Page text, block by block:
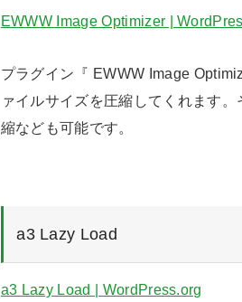
EWWW Image Optimizer |
プラグイン『 EWWW Image
ァイルサイズを圧縮してくれます
縮なども可能です。
a3 Lazy Load
a3 Lazy Load | WordPress.org